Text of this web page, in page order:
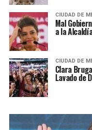
CIUDAD DE
Mal
a la
CIUDAD DE
Clara
Lavado de